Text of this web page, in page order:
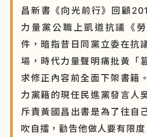
昌新書《向光前行》回顧
力量黨公職上凱道抗議《
件，暗指昔日同黨立委在抗
場，時代力量聲明痛批黃「
求修正內容前全面下架書籍
力黨籍的現任民進黨發言人
斥責黃國昌出書是為了往自
吹自擂，勸告他做人要有限度